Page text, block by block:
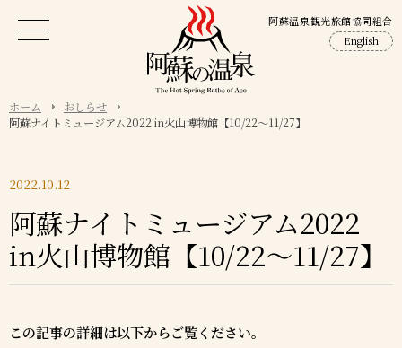
阿蘇温泉観光旅館協同組合
English
ホーム
おしらせ
阿蘇ナイトミュージアム2022 in火山博物館【10/22～11/27】
2022.10.12
阿蘇ナイトミュージアム2022
in火山博物館【10/22～11/27】
この記事の詳細は以下からご覧ください。